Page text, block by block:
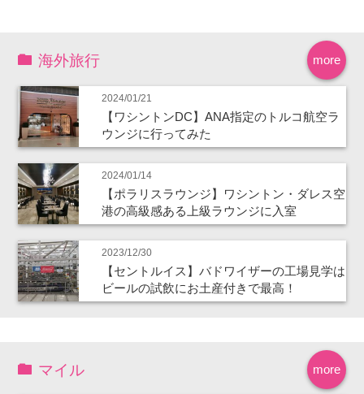
more
海外旅行
2024/01/21
【ワシントンDC】ANA指定のトルコ航空ラ
ウンジに行ってみた
2024/01/14
【ポラリスラウンジ】ワシントン・ダレス空
港の高級感ある上級ラウンジに入室
2023/12/30
【セントルイス】バドワイザーの工場見学は
ビールの試飲にお土産付きで最高！
more
マイル